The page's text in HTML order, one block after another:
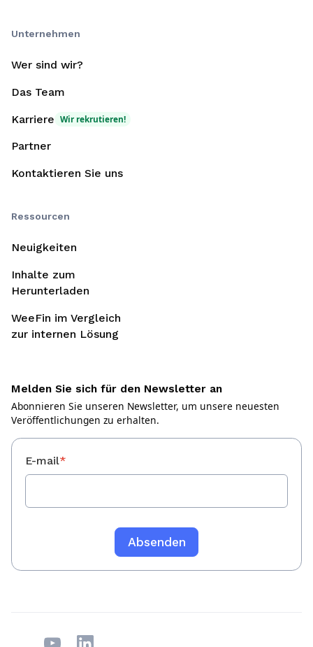
Unternehmen
Wer sind wir?
Das Team
Karriere Wir rekrutieren!
Partner
Kontaktieren Sie uns
Ressourcen
Neuigkeiten
Inhalte zum
Herunterladen
WeeFin im Vergleich
zur internen Lösung
Melden Sie sich für den Newsletter an
Abonnieren Sie unseren Newsletter, um unsere neuesten
Veröffentlichungen zu erhalten.
E-mail*